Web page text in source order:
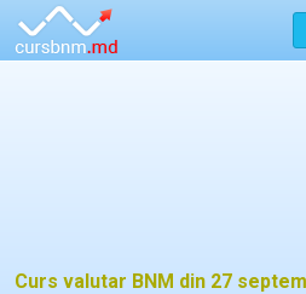
Curs valutar BNM din 27